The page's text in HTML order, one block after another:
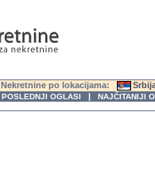
Nekretnine po lokacijama:
POSLEDNJI OGLASI | NAJČITANIJI